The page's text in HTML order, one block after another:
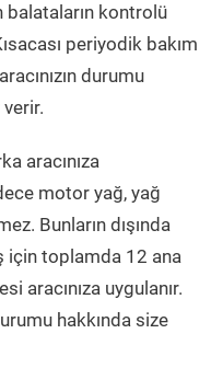
balataların kontrolü
periyodik bakım
durumu
aracınıza
motor yağ, yağ
Bunların dışında
için toplamda 12 ana
aracınıza uygulanır.
hakkında size